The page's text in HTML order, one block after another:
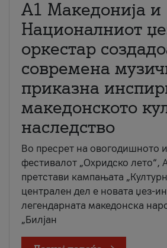
А1 Македонија и
Националниот
оркестар
современа
приказна
македонското
наследство
Во пресрет на овогодишното
фестивалот „Охридско лето“,
претстави кампањата
централен дел е новата џез-
легендарната македонска
„Билјан